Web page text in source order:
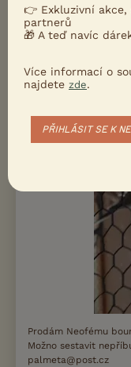
Hrotovice, okr.
Prodám bourky
Prodám Neofému
Možno sestavit
palmeta@post.cz
👉 Exkluzivní akce,
partnerů
🎁 A teď navíc
Více informací o
najdete zde.
PŘIHLÁSIT SE K